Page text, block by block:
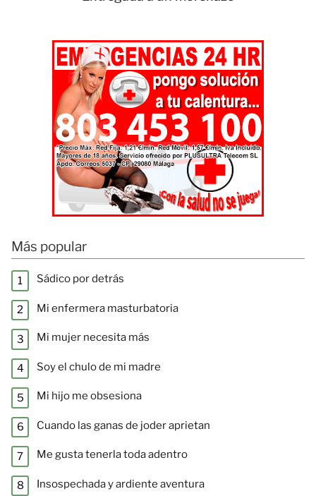
Más popular
Sádico por detrás
Mi enfermera masturbatoria
Mi mujer necesita más
Soy el chulo de mi madre
Mi hijo me obsesiona
Cuando las ganas de joder aprietan
Me gusta tenerla toda adentro
Insospechada y ardiente aventura